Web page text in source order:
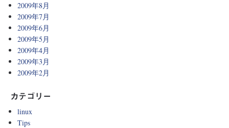
2009年8月
2009年7月
2009年6月
2009年5月
2009年4月
2009年3月
2009年2月
カテゴリー
linux
Tips